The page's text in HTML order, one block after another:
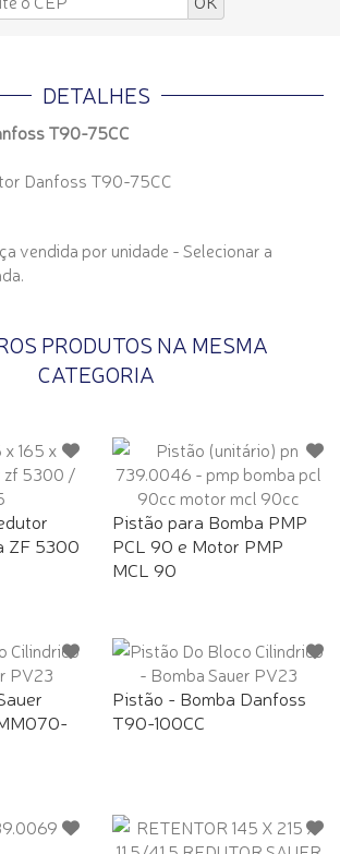
DETALHES
T90-75CC
Danfoss T90-75CC
vendida por unidade - Selecionar a
PRODUTOS NA MESMA
CATEGORIA
ZF 5300
Pistão para Bomba PMP
PCL 90 e Motor PMP
MCL 90
Pistão - Bomba Danfoss
T90-100CC